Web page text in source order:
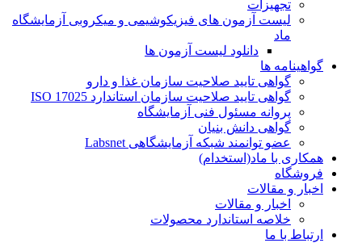
تجهیزات
لیست آزمون های فیزیکوشیمی و میکروبی آزمایشگاه
ماد
دانلود لیست آزمون ها
گواهینامه ها
گواهی تایید صلاحیت سازمان غذا و دارو
گواهی تایید صلاحیت سازمان استاندارد ISO 17025
پروانه مسئول فنی آزمایشگاه
گواهی دانش بنیان
عضو توانمند شبکه آزمایشگاهی Labsnet
همکاری با ماد(استخدام)
فروشگاه
اخبار و مقالات
اخبار و مقالات
خلاصه استاندارد محصولات
ارتباط با ما